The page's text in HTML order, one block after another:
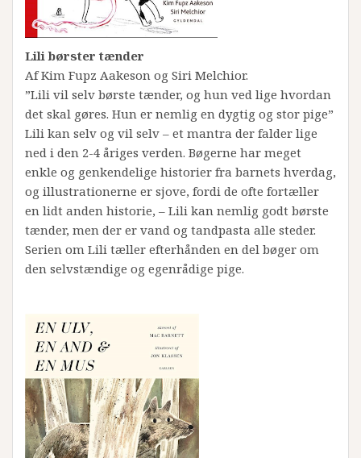
Lili børster tænder
Af Kim Fupz Aakeson og Siri Melchior.
”Lili vil selv børste tænder, og hun ved lige hvordan
det skal gøres. Hun er nemlig en dygtig og stor pige”
Lili kan selv og vil selv – et mantra der falder lige
ned i den 2-4 åriges verden. Bøgerne har meget
enkle og genkendelige historier fra barnets hverdag,
og illustrationerne er sjove, fordi de ofte fortæller
en lidt anden historie, – Lili kan nemlig godt børste
tænder, men der er vand og tandpasta alle steder.
Serien om Lili tæller efterhånden en del bøger om
den selvstændige og egenrådige pige.